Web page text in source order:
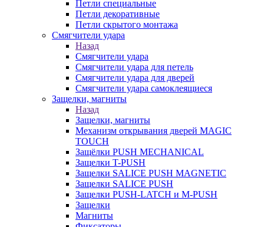
Петли специальные
Петли декоративные
Петли скрытого монтажа
Смягчители удара
Назад
Смягчители удара
Смягчители удара для петель
Смягчители удара для дверей
Cмягчители удара самоклеящиеся
Защелки, магниты
Назад
Защелки, магниты
Механизм открывания дверей MAGIC
TOUCH
Защёлки PUSH MECHANICAL
Защелки T-PUSH
Защелки SALICE PUSH MAGNETIC
Защелки SALICE PUSH
Защелки PUSH-LATCH и M-PUSH
Защелки
Магниты